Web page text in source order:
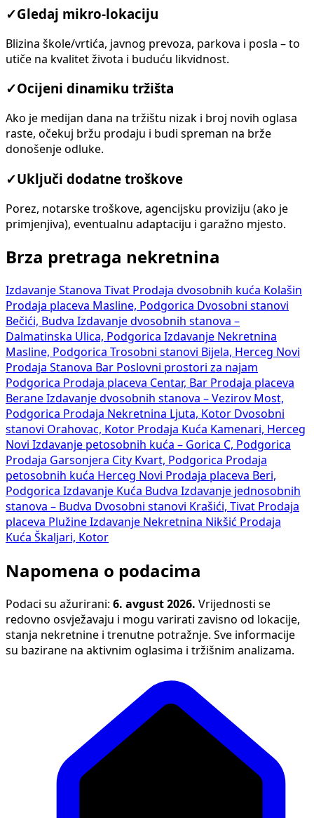
✓Gledaj mikro-lokaciju
Blizina škole/vrtića, javnog prevoza, parkova i posla – to
utiče na kvalitet života i buduću likvidnost.
✓Ocijeni dinamiku tržišta
Ako je medijan dana na tržištu nizak i broj novih oglasa
raste, očekuj bržu prodaju i budi spreman na brže
donošenje odluke.
✓Uključi dodatne troškove
Porez, notarske troškove, agencijsku proviziju (ako je
primjenjiva), eventualnu adaptaciju i garažno mjesto.
Brza pretraga nekretnina
Izdavanje Stanova Tivat Prodaja dvosobnih kuća Kolašin
Prodaja placeva Masline, Podgorica Dvosobni stanovi
Bečići, Budva Izdavanje dvosobnih stanova –
Dalmatinska Ulica, Podgorica Izdavanje Nekretnina
Masline, Podgorica Trosobni stanovi Bijela, Herceg Novi
Prodaja Stanova Bar Poslovni prostori za najam
Podgorica Prodaja placeva Centar, Bar Prodaja placeva
Berane Izdavanje dvosobnih stanova – Vezirov Most,
Podgorica Prodaja Nekretnina Ljuta, Kotor Dvosobni
stanovi Orahovac, Kotor Prodaja Kuća Kamenari, Herceg
Novi Izdavanje petosobnih kuća – Gorica C, Podgorica
Prodaja Garsonjera City Kvart, Podgorica Prodaja
petosobnih kuća Herceg Novi Prodaja placeva Beri,
Podgorica Izdavanje Kuća Budva Izdavanje jednosobnih
stanova – Budva Dvosobni stanovi Krašići, Tivat Prodaja
placeva Plužine Izdavanje Nekretnina Nikšić Prodaja
Kuća Škaljari, Kotor
Napomena o podacima
Podaci su ažurirani: 6. avgust 2026. Vrijednosti se
redovno osvježavaju i mogu varirati zavisno od lokacije,
stanja nekretnine i trenutne potražnje. Sve informacije
su bazirane na aktivnim oglasima i tržišnim analizama.